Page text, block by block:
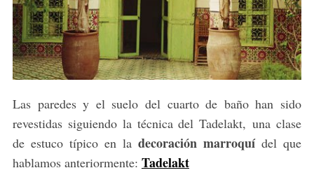
Las paredes y el suelo del cuarto de baño han sido
revestidas siguiendo la técnica del Tadelakt, una clase
de estuco típico en ladecoración marroquídel que
hablamos anteriormente: Tadelakt